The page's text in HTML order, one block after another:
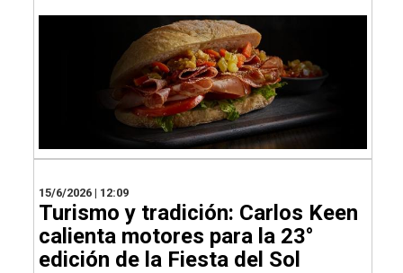
15/6/2026 | 12:09
Turismo y tradición: Carlos Keen
calienta motores para la 23°
edición de la Fiesta del Sol